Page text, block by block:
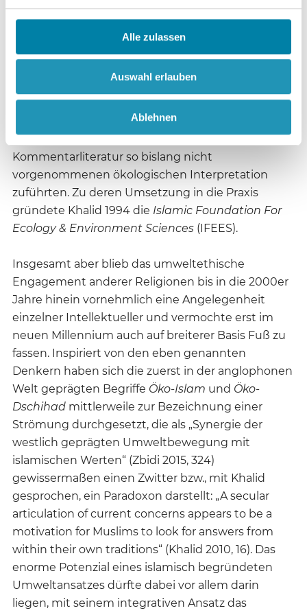
Alle zulassen
Auswahl erlauben
Ablehnen
iranische Philosoph Seyyed Hossein Nasr und der
aus Sri Lanka stammende Fazlun Khalid, die zur
koranische Topoi wie die „Statthalterschaft auf
Erden“ (ḫilāfa fī‘l-arḍ) oder die vom Menschen
übernommene „Treuhandschaft“ (
neuen, in der islamischen Tradition und
Kommentarliteratur so bislang nicht
vorgenommenen ökologischen Interpretation
zuführten. Zu deren Umsetzung in die Praxis
gründete Khalid 1994 die Islamic Foundation For
Ecology & Environment Sciences (IFEES).
Insgesamt aber blieb das umweltethische
Engagement anderer Religionen bis in die 2000er
Jahre hinein vornehmlich eine Angelegenheit
einzelner Intellektueller und vermochte erst im
neuen Millennium auch auf breiterer Basis Fuß zu
fassen. Inspiriert von den eben genannten
Denkern haben sich die zuerst in der anglophonen
Welt geprägten Begriffe Öko-Islam und Öko-
Dschihad mittlerweile zur Bezeichnung einer
Strömung durchgesetzt, die als „Synergie der
westlich geprägten Umweltbewegung mit
islamischen Werten“ (Zbidi 2015, 324)
gewissermaßen einen Zwitter bzw., mit Khalid
gesprochen, ein Paradoxon darstellt: „A secular
articulation of current concerns appears to be a
motivation for Muslims to look for answers from
within their own traditions“ (Khalid 2010, 16). Das
enorme Potenzial eines islamisch begründeten
Umweltansatzes dürfte dabei vor allem darin
liegen, mit seinem integrativen Ansatz das